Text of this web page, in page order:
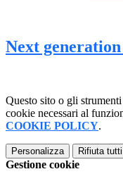
Next
Questo sito o gli
cookie necessari al
COOKIE POLICY.
Personalizza Rifiuta tutti
Gestione cookie